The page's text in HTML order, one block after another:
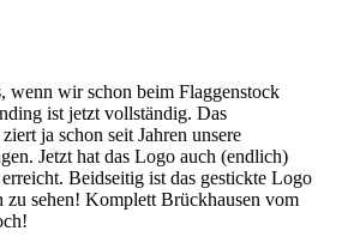
wenn wir schon beim Flaggenstock
ist jetzt vollständig. Das
ja schon seit Jahren unsere
Jetzt hat das Logo auch (endlich)
Beidseitig ist das gestickte Logo
zu sehen! Komplett Brückhausen vom